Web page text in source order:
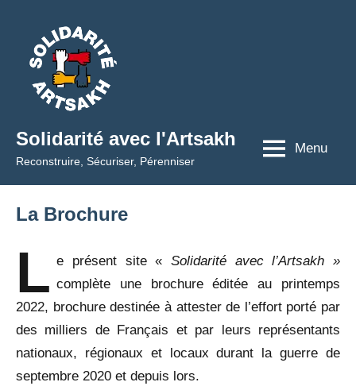
contenu
Solidarité avec l'Artsakh
Reconstruire, Sécuriser, Pérenniser
Menu
La Brochure
L e présent site « Solidarité avec l’Artsakh »
complète une brochure éditée au printemps
2022, brochure destinée à attester de l’effort porté par
des milliers de Français et par leurs représentants
nationaux, régionaux et locaux durant la guerre de
septembre 2020 et depuis lors.